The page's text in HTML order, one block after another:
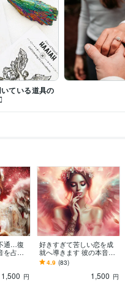
ている道具の
通…復
占い
どう思
度を
ます
1,500 円
好きすぎて苦しい恋を成
就へ導きます 彼の本音・
進展の可能性・今すべき
一手まで詳細鑑定します♦
4.9 (83)
1,500 円